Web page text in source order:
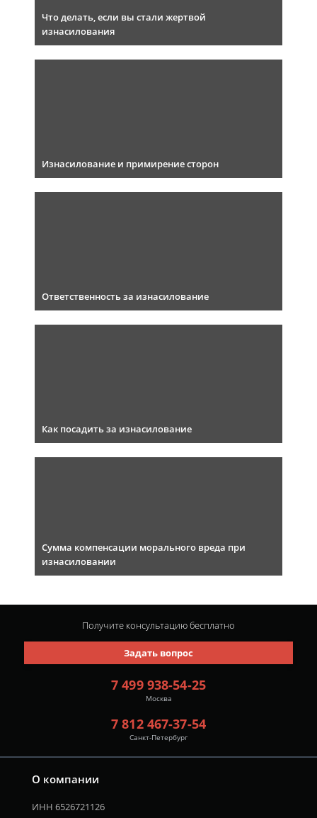
Что делать, если вы стали жертвой
изнасилования
Изнасилование и примирение сторон
Ответственность за изнасилование
Как посадить за изнасилование
Сумма компенсации морального вреда при
изнасиловании
О компании
ИНН 6526721126
7 499 938-54-25
Москва
7 812 467-37-54
Санкт-Петербург
Задать вопрос
Получите консультациюбесплатно